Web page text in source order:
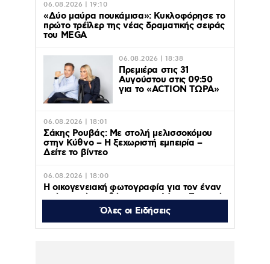
06.08.2026 | 19:10
«Δύο μαύρα πουκάμισα»: Κυκλοφόρησε το
πρώτο τρέϊλερ της νέας δραματικής σειράς
του MEGA
06.08.2026 | 18:38
Πρεμιέρα στις 31
Αυγούστου στις 09:50
για το «ACTION ΤΩΡΑ»
06.08.2026 | 18:01
Σάκης Ρουβάς: Με στολή μελισσοκόμου
στην Κύθνο – Η ξεχωριστή εμπειρία –
Δείτε το βίντεο
06.08.2026 | 18:00
Η οικογενειακή φωτογραφία για τον έναν
χρόνο από τον θάνατο της Λένας Σαμαρά
που δημοσίευσε ο αδερφός της, Κώστας
06.08.2026 | 16:05
Όλες οι Ειδήσεις